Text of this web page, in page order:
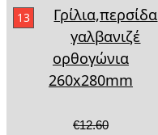
13
Γρίλια,περσίδα
γαλβανιζέ
ορθογώνια
260x280mm
€12.60